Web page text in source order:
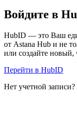
Войдите в
HubID — это Ваш
от Astana Hub и не
или создайте
Перейти в HubID
Нет учетной записи?